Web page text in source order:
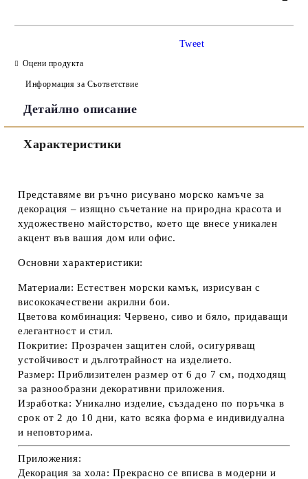
Ние ще се свържем с вас в рамките на работния ден.
Tweet
Оцени продукта
Информация за Съответствие
Детайлно описание
Характеристики
Представяме ви ръчно рисувано морско камъче за
декорация – изящно съчетание на природна красота и
художествено майсторство, което ще внесе уникален
акцент във вашия дом или офис.
Основни характеристики:
Материали: Естествен морски камък, изрисуван с
висококачествени акрилни бои.
Цветова комбинация: Червено, сиво и бяло, придаващи
елегантност и стил.
Покритие: Прозрачен защитен слой, осигуряващ
устойчивост и дълготрайност на изделието.
Размер: Приблизителен размер от 6 до 7 см, подходящ
за разнообразни декоративни приложения.
Изработка: Уникално изделие, създадено по поръчка в
срок от 2 до 10 дни, като всяка форма е индивидуална
и неповторима.
Приложения:
Декорация за хола: Прекрасно се вписва в модерни и